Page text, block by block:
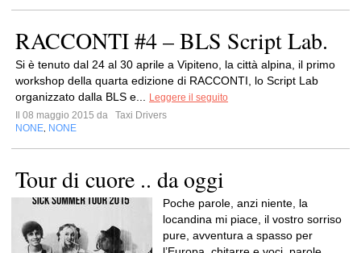
RACCONTI #4 – BLS Script Lab.
Si è tenuto dal 24 al 30 aprile a Vipiteno, la città alpina, il primo
workshop della quarta edizione di RACCONTI, lo Script Lab
organizzato dalla BLS e...
Leggere il seguito
Il 08 maggio 2015 da
Taxi Drivers
NONE NONE
Tour di cuore .. da oggi
Poche parole, anzi niente, la
locandina mi piace, il vostro sorriso
pure, avventura a spasso per